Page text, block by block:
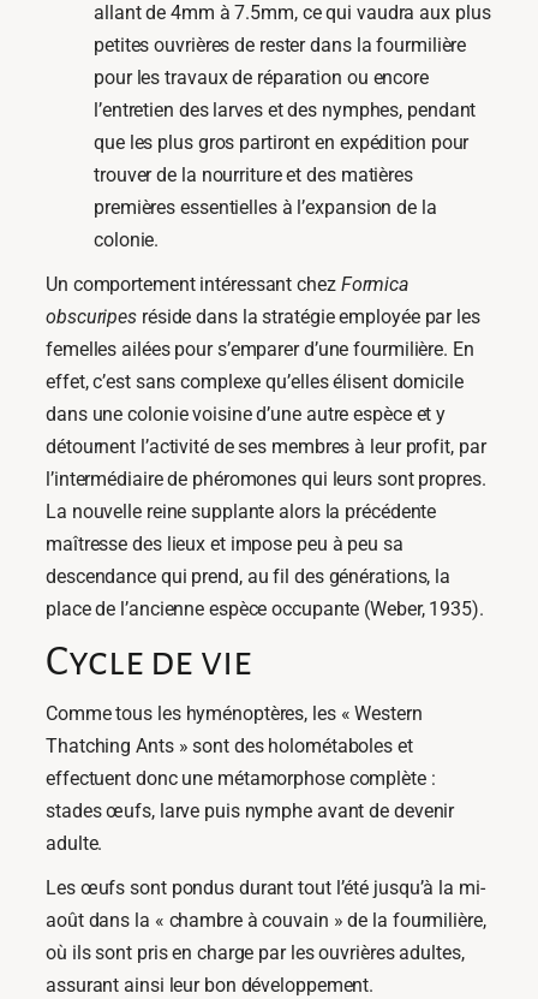
allant de 4mm à 7.5mm, ce qui vaudra aux plus
petites ouvrières de rester dans la fourmilière
pour les travaux de réparation ou encore
l’entretien des larves et des nymphes, pendant
que les plus gros partiront en expédition pour
trouver de la nourriture et des matières
premières essentielles à l’expansion de la
colonie.
Un comportement intéressant chez Formica
obscuripes réside dans la stratégie employée par les
femelles ailées pour s’emparer d’une fourmilière. En
effet, c’est sans complexe qu’elles élisent domicile
dans une colonie voisine d’une autre espèce et y
détournent l’activité de ses membres à leur profit, par
l’intermédiaire de phéromones qui leurs sont propres.
La nouvelle reine supplante alors la précédente
maîtresse des lieux et impose peu à peu sa
descendance qui prend, au fil des générations, la
place de l’ancienne espèce occupante (Weber, 1935).
Cycle de vie
Comme tous les hyménoptères, les « Western
Thatching Ants » sont des holométaboles et
effectuent donc une métamorphose complète :
stades œufs, larve puis nymphe avant de devenir
adulte.
Les œufs sont pondus durant tout l’été jusqu’à la mi-
août dans la « chambre à couvain » de la fourmilière,
où ils sont pris en charge par les ouvrières adultes,
assurant ainsi leur bon développement.